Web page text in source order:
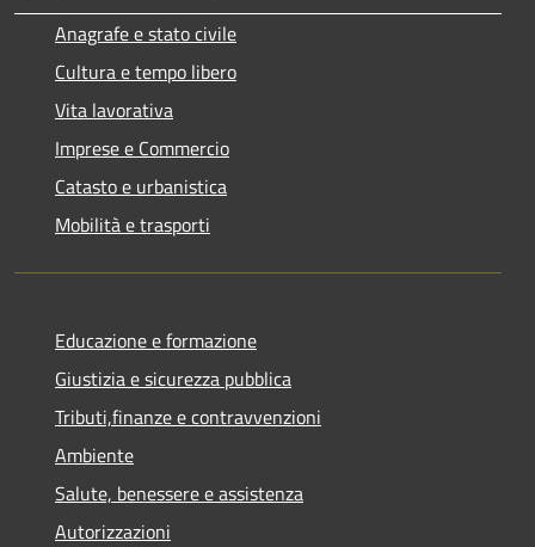
Anagrafe e stato civile
Cultura e tempo libero
Vita lavorativa
Imprese e Commercio
Catasto e urbanistica
Mobilità e trasporti
Educazione e formazione
Giustizia e sicurezza pubblica
Tributi,finanze e contravvenzioni
Ambiente
Salute, benessere e assistenza
Autorizzazioni